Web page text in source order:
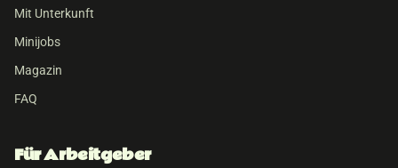
Mit Unterkunft
Minijobs
Magazin
FAQ
Für Arbeitgeber